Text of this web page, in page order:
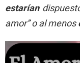
estarían
amor” o al menos